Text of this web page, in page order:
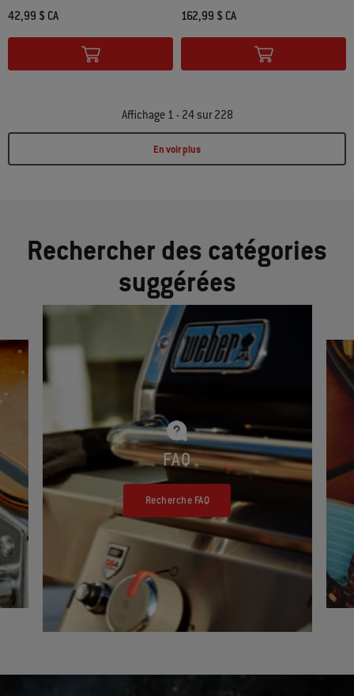
42,99 $ CA
Color Options
162,99 $ CA
Color Options
Affichage 1 - 24 sur 228
En voir plus
Rechercher des catégories
suggérées
FAQ
Recherche FAQ